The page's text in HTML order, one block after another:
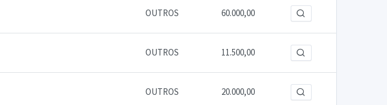
OUTROS 60.000,00
OUTROS 11.500,00
OUTROS 20.000,00